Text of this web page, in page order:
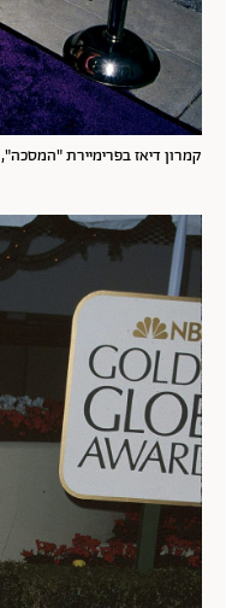
קמרון דיאז בפרימיירת "המסכה", 1994 | צילום: Ron Davis/Getty Images